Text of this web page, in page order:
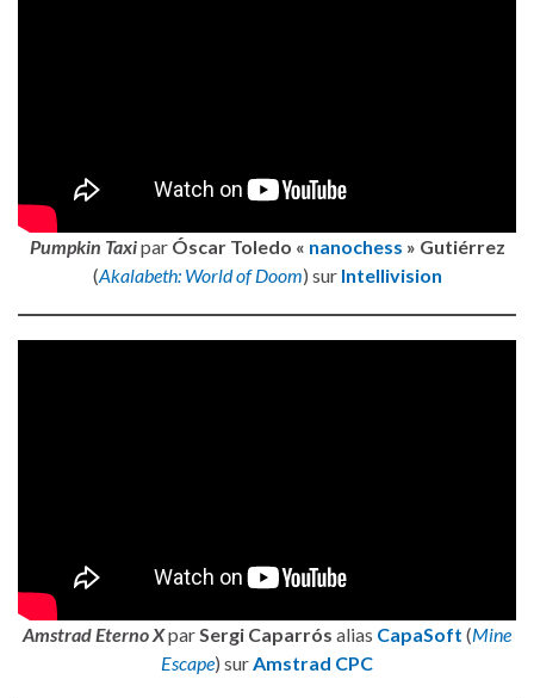
Pumpkin Taxipar Óscar Toledo « nanochess » Gutiérrez
(Akalabeth: World of Doom) sur Intellivision
Amstrad Eterno Xpar Sergi Caparrós alias CapaSoft (Mine
Escape) sur Amstrad CPC